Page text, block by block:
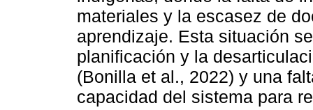
materiales y la escasez de
aprendizaje. Esta situación
planificación y la
(Bonilla et al., 2022) y una
capacidad del sistema para